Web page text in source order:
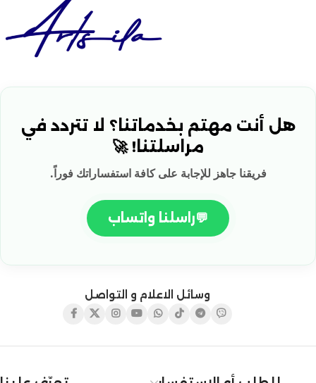
هل أنت مهتم بخدماتنا؟ لا تتردد في
مراسلتنا! 🚀
فريقنا جاهز للإجابة على كافة استفساراتك فوراً.
💬راسلنا واتساب
وسائل الاعلام و التواصل